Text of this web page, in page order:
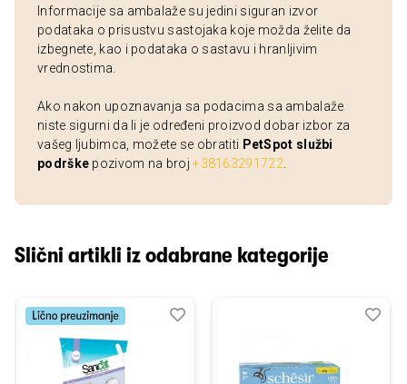
Informacije sa ambalaže su jedini siguran izvor
podataka o prisustvu sastojaka koje možda želite da
izbegnete, kao i podataka o sastavu i hranljivim
vrednostima.
Ako nakon upoznavanja sa podacima sa ambalaže
niste sigurni da li je određeni proizvod dobar izbor za
vašeg ljubimca, možete se obratiti PetSpot službi
podrške pozivom na broj+38163291722
Slični artikli iz odabrane kategorije
Dodaj
Uporedi